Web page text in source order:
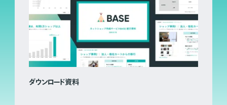
ダウンロード資料